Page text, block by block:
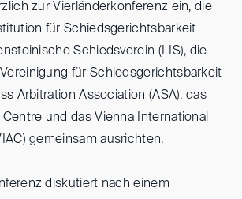
zur Vierländerkonferenz ein, die
für Schiedsgerichtsbarkeit
Schiedsverein (LIS), die
für Schiedsgerichtsbarkeit
Arbitration Association (ASA), das
und das Vienna International
gemeinsam ausrichten.
diskutiert nach einem